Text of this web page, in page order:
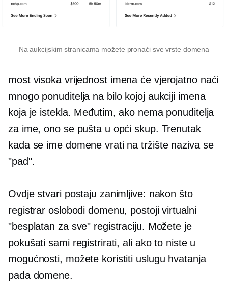
Na aukcijskim stranicama možete pronaći sve vrste domena
most visoka vrijednostimena će vjerojatno naći
mnogo ponuditelja na bilo kojoj aukciji imena
koja je istekla. Međutim, ako nema ponuditelja
za ime, ono se pušta u opći skup. Trenutak
kada se ime domene vrati na tržište naziva se
"pad".
Ovdje stvari postaju zanimljive: nakon što
registrar oslobodi domenu, postoji virtualni
"besplatan za sve" registraciju. Možete je
pokušati sami registrirati, ali ako to niste u
mogućnosti, možete koristiti uslugu hvatanja
pada domene.